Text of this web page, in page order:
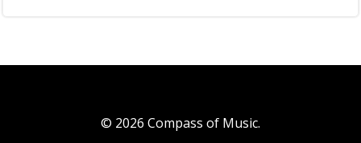
© 2026 Compass of Music.